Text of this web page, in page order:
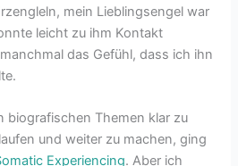
mein Lieblingsengel war
leicht zu ihm Kontakt
das Gefühl, dass ich ihn
biografischen Themen klar zu
und weiter zu machen, ging
Experiencing. Aber ich